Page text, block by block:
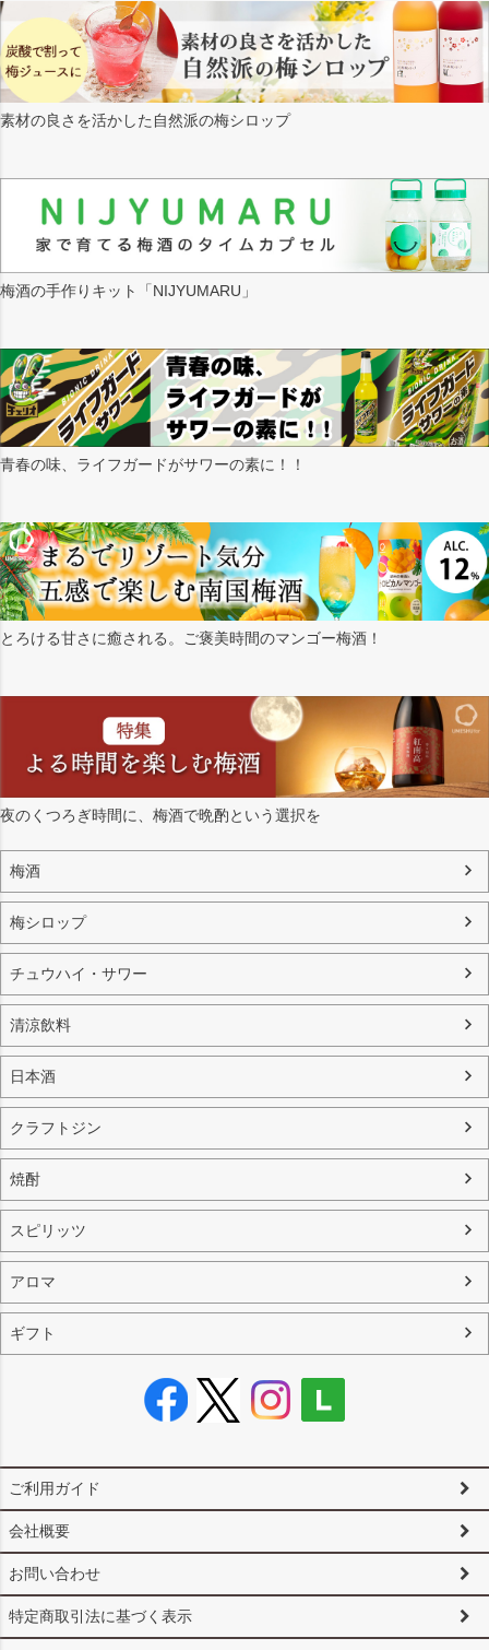
素材の良さを活かした自然派の梅シロップ
梅酒の手作りキット「NIJYUMARU」
青春の味、ライフガードがサワーの素に！！
とろける甘さに癒される。ご褒美時間のマンゴー梅酒！
夜のくつろぎ時間に、梅酒で晩酌という選択を
梅酒
梅シロップ
チュウハイ・サワー
清涼飲料
日本酒
クラフトジン
焼酎
スピリッツ
アロマ
ギフト
ご利用ガイド
会社概要
お問い合わせ
特定商取引法に基づく表示